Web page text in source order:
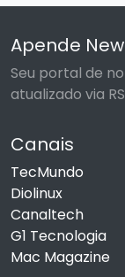
Apende
Seu portal de
atualizado via
Canais
TecMundo
Diolinux
Canaltech
G1 Tecnologia
Mac Magazine